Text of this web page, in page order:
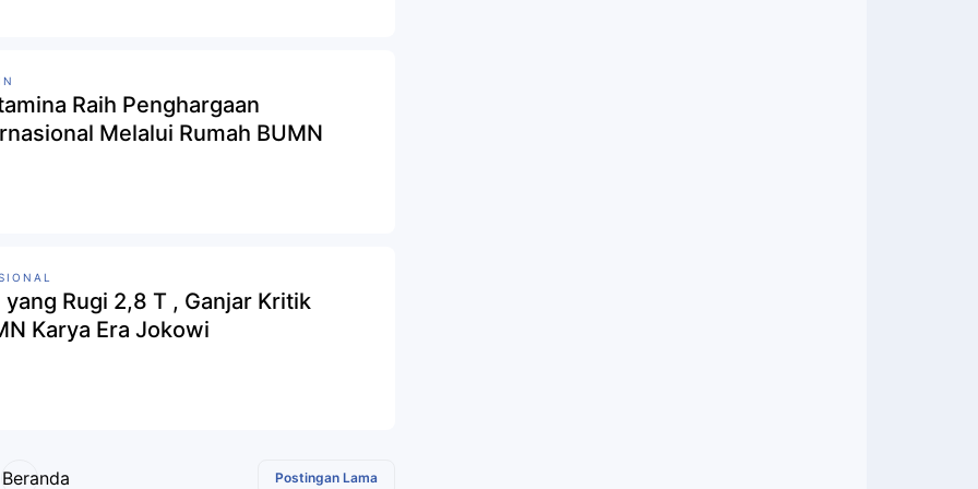
Raih Penghargaan
Melalui Rumah BUMN
yang Rugi 2,8 T , Ganjar Kritik
Karya Era Jokowi
Postingan Lama
Beranda